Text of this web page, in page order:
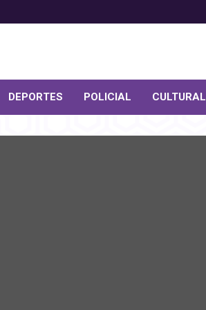
DEPORTES POLICIAL CULTURAL